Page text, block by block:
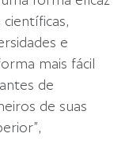
e
mais fácil
de
de suas